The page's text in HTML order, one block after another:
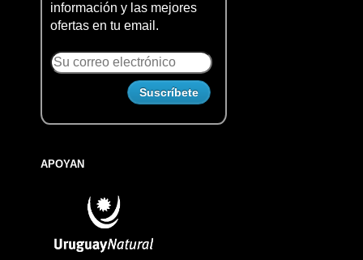
información y las mejores
ofertas en tu email.
APOYAN